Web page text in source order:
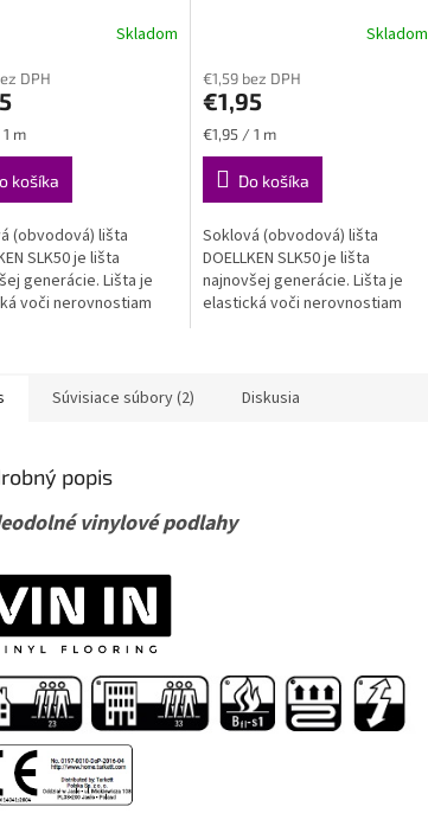
Kvalitná
SLK50
Skladom
DPH
m
košíka
(obvodová) lišta
SLK50 je lišta
generácie. Lišta je
voči nerovnostiam
plastová soklová lišta
produktu
je
5,0
hviezdičiek.
Skladom
€1,59 bez DPH
€1,95
Jednotková
cena:
€1,95 / 1 m
Do košíka
Soklová (obvodová) lišta
DOELLKEN SLK50 je lišta
najnovšej generácie. Lišta je
elastická voči nerovnostiam
Súvisiace súbory (2) Diskusia
popis
vinylové podlahy